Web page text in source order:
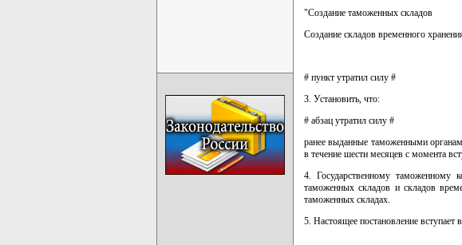
"Создание таможенных складов
Создание складов временного
# пункт утратил силу #
3. Установить, что:
# абзац утратил силу #
ранее выданные таможенными
в течение шести месяцев с момента
4. Государственному таможенному
таможенных складов и складов
таможенных складах.
5. Настоящее постановление вступает